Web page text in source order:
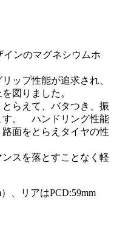
ンのマグネシウムホ
ップ性能が追求され、
図りました。
らえて、バタつき、振
す。 ハンドリング性能
面をとらえタイヤの性
スを落とすことなく軽
、リアはPCD:59mm